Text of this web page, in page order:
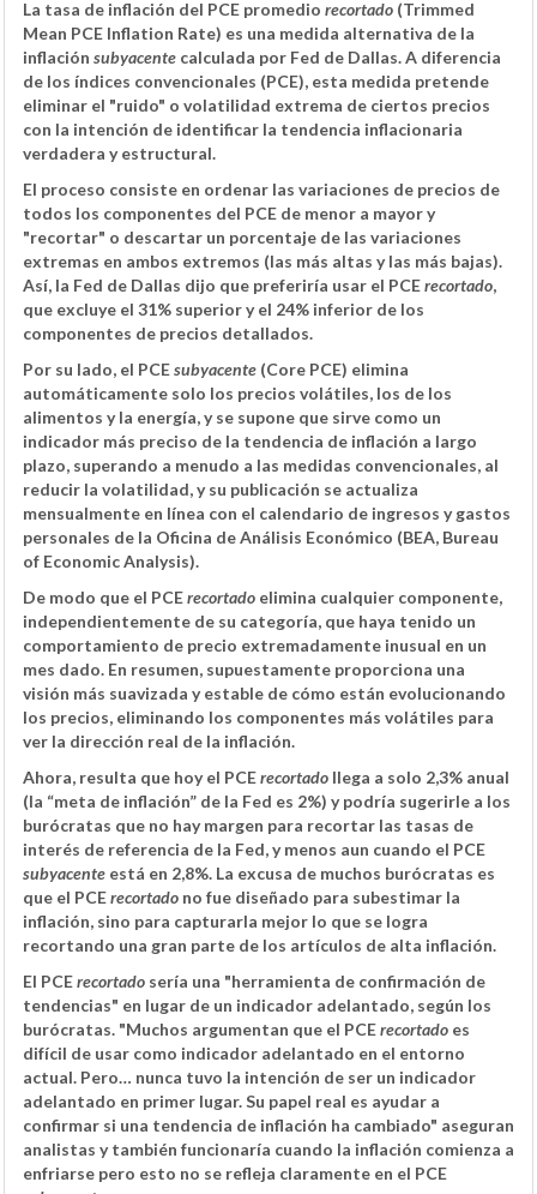
La tasa de inflación del PCE promedio recortado (Trimmed
Mean PCE Inflation Rate) es una medida alternativa de la
inflación subyacente calculada por Fed de Dallas. A diferencia
de los índices convencionales (PCE), esta medida pretende
eliminar el "ruido" o volatilidad extrema de ciertos precios
con la intención de identificar la tendencia inflacionaria
verdadera y estructural.
El proceso consiste en ordenar las variaciones de precios de
todos los componentes del PCE de menor a mayor y
"recortar" o descartar un porcentaje de las variaciones
extremas en ambos extremos (las más altas y las más bajas).
Así, la Fed de Dallas dijo que preferiría usar el PCErecortado,
que excluye el 31% superior y el 24% inferior de los
componentes de precios detallados.
Por su lado, el PCEsubyacente (Core PCE) elimina
automáticamente solo los precios volátiles, los de los
alimentos y la energía, y se supone que sirve como un
indicador más preciso de la tendencia de inflación a largo
plazo, superando a menudo a las medidas convencionales, al
reducir la volatilidad, y su publicación se actualiza
mensualmente en línea con el calendario de ingresos y gastos
personales de la Oficina de Análisis Económico (BEA, Bureau
of Economic Analysis).
De modo que el PCErecortado elimina cualquier componente,
independientemente de su categoría, que haya tenido un
comportamiento de precio extremadamente inusual en un
mes dado. En resumen, supuestamente proporciona una
visión más suavizada y estable de cómo están evolucionando
los precios, eliminando los componentes más volátiles para
ver la dirección real de la inflación.
Ahora, resulta que hoy el PCErecortado llega a solo 2,3% anual
(la “meta de inflación” de la Fed es 2%) y podría sugerirle a los
burócratas que no hay margen para recortar las tasas de
interés de referencia de la Fed, y menos aun cuando el PCE
subyacente está en 2,8%. La excusa de muchos burócratas es
que el PCErecortado no fue diseñado para subestimar la
inflación, sino para capturarla mejor lo que se logra
recortando una gran parte de los artículos de alta inflación.
El PCErecortado sería una "herramienta de confirmación de
tendencias" en lugar de un indicador adelantado, según los
burócratas. "Muchos argumentan que el PCErecortado es
difícil de usar como indicador adelantado en el entorno
actual. Pero… nunca tuvo la intención de ser un indicador
adelantado en primer lugar. Su papel real es ayudar a
confirmar si una tendencia de inflación ha cambiado" aseguran
analistas y también funcionaría cuando la inflación comienza a
enfriarse pero esto no se refleja claramente en el PCE